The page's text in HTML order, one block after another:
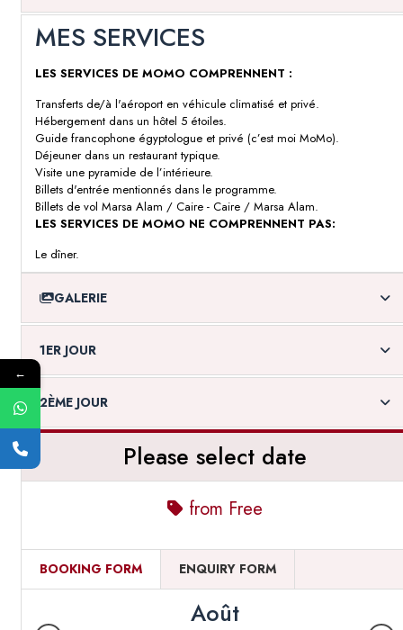
MES SERVICES
LES SERVICES DE MOMO COMPRENNENT :
Transferts de/à l'aéroport en véhicule climatisé et privé.
Hébergement dans un hôtel 5 étoiles.
Guide francophone égyptologue et privé (c’est moi MoMo).
Déjeuner dans un restaurant typique.
Visite une pyramide de l’intérieure.
Billets d'entrée mentionnés dans le programme.
Billets de vol Marsa Alam / Caire - Caire / Marsa Alam.
LES SERVICES DE MOMO NE COMPRENNENT PAS:
Le dîner.
GALERIE
1ER JOUR
2ÈME JOUR
Please select date
from Free
BOOKING FORM ENQUIRY FORM
Août
←